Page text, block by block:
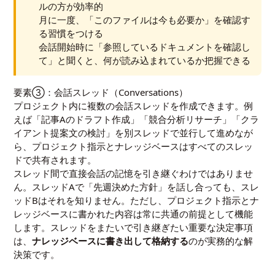
ルの方が効率的
月に一度、「このファイルは今も必要か」を確認す
る習慣をつける
会話開始時に「参照しているドキュメントを確認し
て」と聞くと、何が読み込まれているか把握できる
要素③：会話スレッド（Conversations）
プロジェクト内に複数の会話スレッドを作成できます。例
えば「記事Aのドラフト作成」「競合分析リサーチ」「クラ
イアント提案文の検討」を別スレッドで並行して進めなが
ら、プロジェクト指示とナレッジベースはすべてのスレッ
ドで共有されます。
スレッド間で直接会話の記憶を引き継ぐわけではありませ
ん。スレッドAで「先週決めた方針」を話し合っても、スレ
ッドBはそれを知りません。ただし、プロジェクト指示とナ
レッジベースに書かれた内容は常に共通の前提として機能
します。スレッドをまたいで引き継ぎたい重要な決定事項
は、ナレッジベースに書き出して格納するのが実務的な解
決策です。